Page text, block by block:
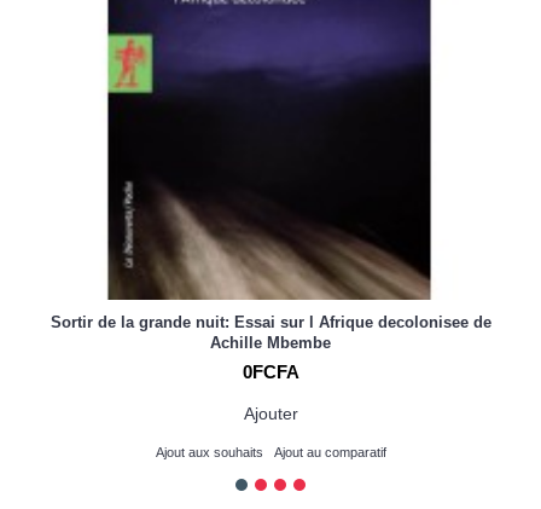
Sortir de la grande nuit: Essai sur l Afrique decolonisee de
Achille Mbembe
0FCFA
Ajouter
Ajout aux souhaits Ajout au comparatif